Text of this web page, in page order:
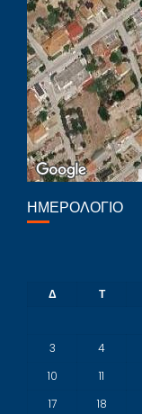
ΗΜΕΡΟΛΌΓΙΟ
Δ Τ
3
4
10
11
17
18